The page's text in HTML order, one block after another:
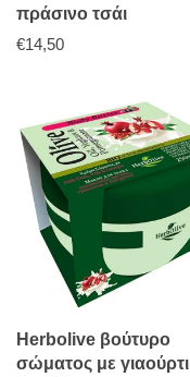
πράσινο τσάι
€14,50
Herbolive βούτυρο
σώματος με γιαούρτι